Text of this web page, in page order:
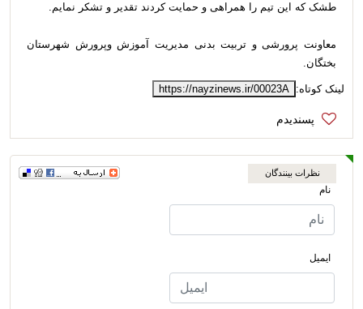
طشک که این تیم را همراهی و حمایت کردند تقدیر و تشکر نمایم.
معاونت پرورشی و تربیت بدنی مدیریت آموزش وپرورش شهرستان
بختگان.
لینک کوتاه: https://nayzinews.ir/00023A
نظرات بینندگان
نام
ایمیل